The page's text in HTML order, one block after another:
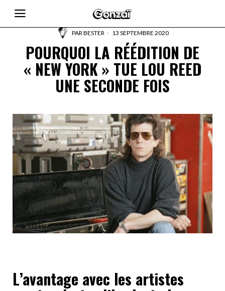
PARBESTER 13 SEPTEMBRE 2020
POURQUOI LA RÉÉDITION DE
« NEW YORK » TUE LOU REED
UNE SECONDE FOIS
L’avantage avec les artistes